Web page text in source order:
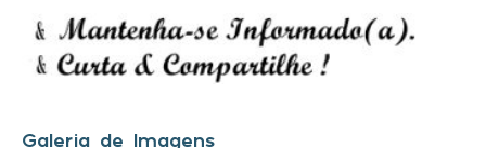
Galeria de Imagens